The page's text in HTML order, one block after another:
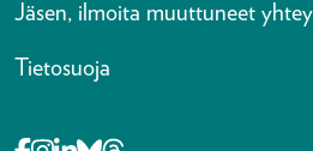
Jäsen, ilmoita muuttuneet
Tietosuoja